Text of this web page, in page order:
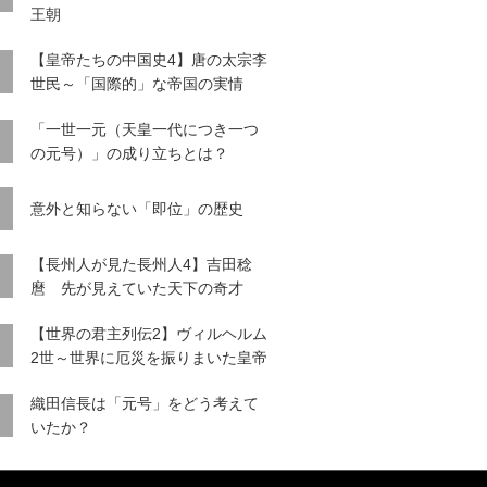
王朝
【皇帝たちの中国史4】唐の太宗李
世民～「国際的」な帝国の実情
「一世一元（天皇一代につき一つ
の元号）」の成り立ちとは？
意外と知らない「即位」の歴史
【長州人が見た長州人4】吉田稔
麿 先が見えていた天下の奇才
【世界の君主列伝2】ヴィルヘルム
2世～世界に厄災を振りまいた皇帝
織田信長は「元号」をどう考えて
いたか？